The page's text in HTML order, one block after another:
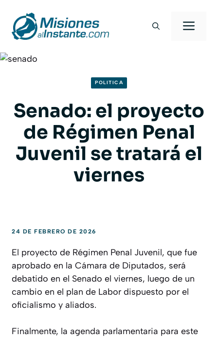
contenido
POLITICA
Senado: el proyecto
de Régimen Penal
Juvenil se tratará el
viernes
24 DE FEBRERO DE 2026
El proyecto de Régimen Penal Juvenil, que fue
aprobado en la Cámara de Diputados, será
debatido en el Senado el viernes, luego de un
cambio en el plan de Labor dispuesto por el
oficialismo y aliados.
Finalmente, la agenda parlamentaria para este